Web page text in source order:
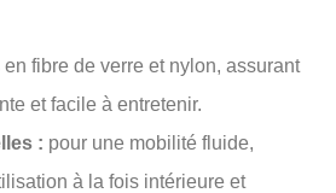
fibre de verre et nylon, assurant
et facile à entretenir.
: pour une mobilité fluide,
à la fois intérieure et